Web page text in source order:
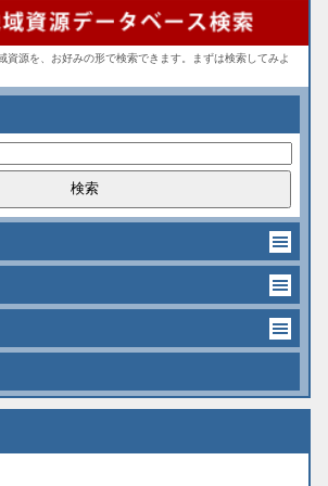
資源を、お好みの形で検索できます。まずは検索してみよ